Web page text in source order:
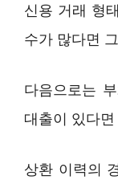
신용 거래 형
수가 많다면
다음으로는
대출이 있다
상환 이력의